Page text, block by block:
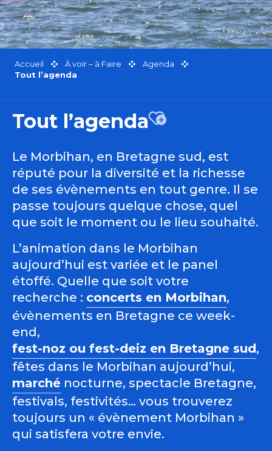
Accueil À voir – à Faire
Agenda
Tout l’agenda
Tout l’agendaAjouter aux
Le Morbihan, en Bretagne sud, est
réputé pour la diversité et la richesse
de ses évènements en tout genre. Il se
passe toujours quelque chose, quel
que soit le moment ou le lieu souhaité.
L’animation dans le Morbihan
aujourd’hui est variée et le panel
étoffé. Quelle que soit votre
recherche : concerts en Morbihan,
évènements en Bretagne ce week-
end,
fest-noz ou fest-deiz en Bretagne sud,
fêtes dans le Morbihan aujourd’hui,
marché nocturne, spectacle Bretagne,
festivals, festivités… vous trouverez
toujours un « évènement Morbihan »
qui satisfera votre envie.